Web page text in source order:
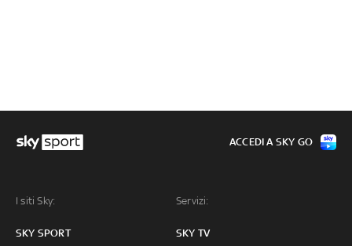
I siti Sky:
SKY SPORT
Servizi:
SKY TV
ACCEDI A SKY GO